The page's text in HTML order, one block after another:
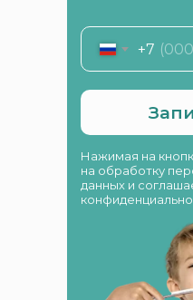
+7
Нажимая на
на обработку
данных и